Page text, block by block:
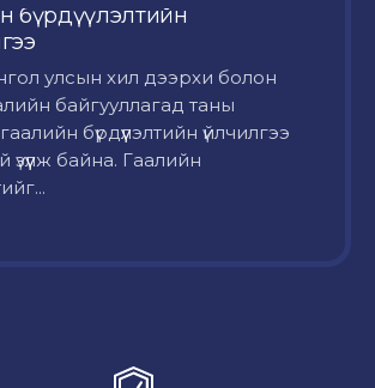
бүрдүүлэлтийн
улсын хил дээрхи болон
байгууллагад таны
бүрдүүлэлтийн үйлчилгээ
үзүүлж байна. Гаалийн